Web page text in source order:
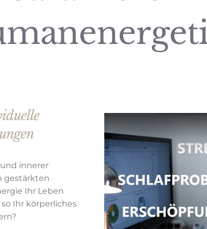
innerer
gestärkten
Ihr Leben
Ihr körperliches